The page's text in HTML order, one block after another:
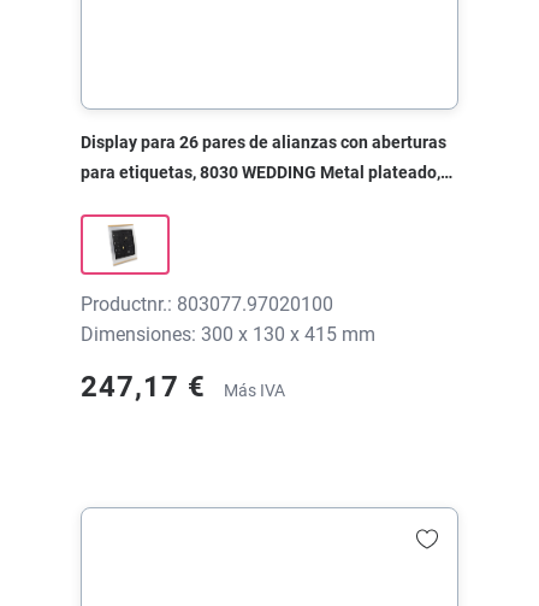
Display para 26 pares de alianzas con aberturas
para etiquetas, 8030 WEDDING Metal plateado,
Productnr.: 803077.97020100
Dimensiones: 300 x 130 x 415 mm
247,17 € Más IVA